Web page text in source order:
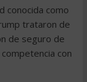
conocida como
trataron de
de seguro de
con